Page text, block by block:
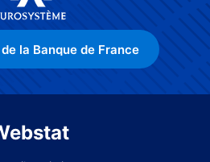
la Banque de France